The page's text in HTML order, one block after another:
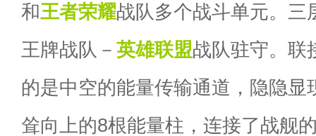
和王者荣耀战队多个战斗单元。三
王牌战队－ 英雄联盟战队驻守。联
的是中空的能量传输通道，隐隐显
耸向上的8根能量柱，连接了战舰